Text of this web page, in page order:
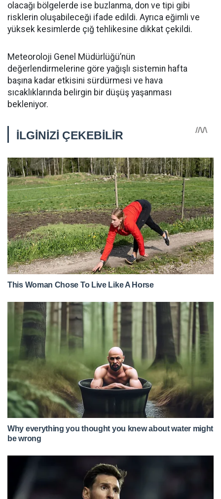
olacağı bölgelerde ise buzlanma, don ve tipi gibi
risklerin oluşabileceği ifade edildi. Ayrıca eğimli ve
yüksek kesimlerde çığ tehlikesine dikkat çekildi.
Meteoroloji Genel Müdürlüğü’nün
değerlendirmelerine göre yağışlı sistemin hafta
başına kadar etkisini sürdürmesi ve hava
sıcaklıklarında belirgin bir düşüş yaşanması
bekleniyor.